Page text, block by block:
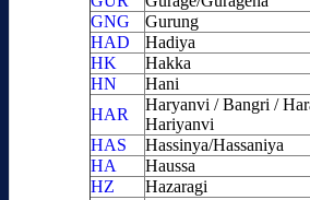
GNG
Gurung
HAD
Hadiya
HK
Hakka
HN
Hani
HAR
Haryanvi / Bangri /
Hariyanvi
HAS
Hassinya/Hassaniya
HA
Haussa
HZ
Hazaragi